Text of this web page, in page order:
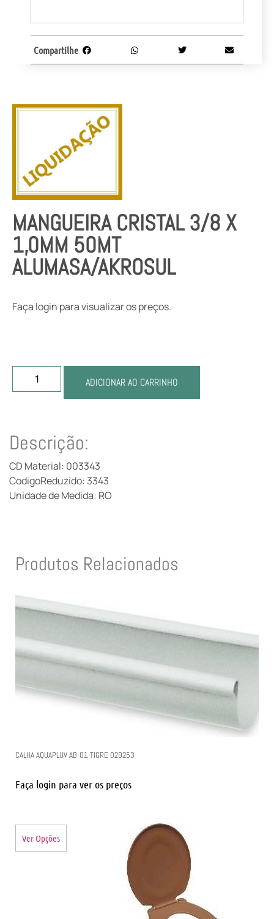
MANGUEIRA CRISTAL 3/8 X
1,0MM 50MT
ALUMASA/AKROSUL
Faça login para visualizar os preços.
ADICIONAR AO CARRINHO
Compartilhe
Descrição:
CD Material: 003343
CodigoReduzido: 3343
Unidade de Medida: RO
Produtos Relacionados
CALHA AQUAPLUV AB-01 TIGRE 029253
Faça login para ver os preços
Ver Opções